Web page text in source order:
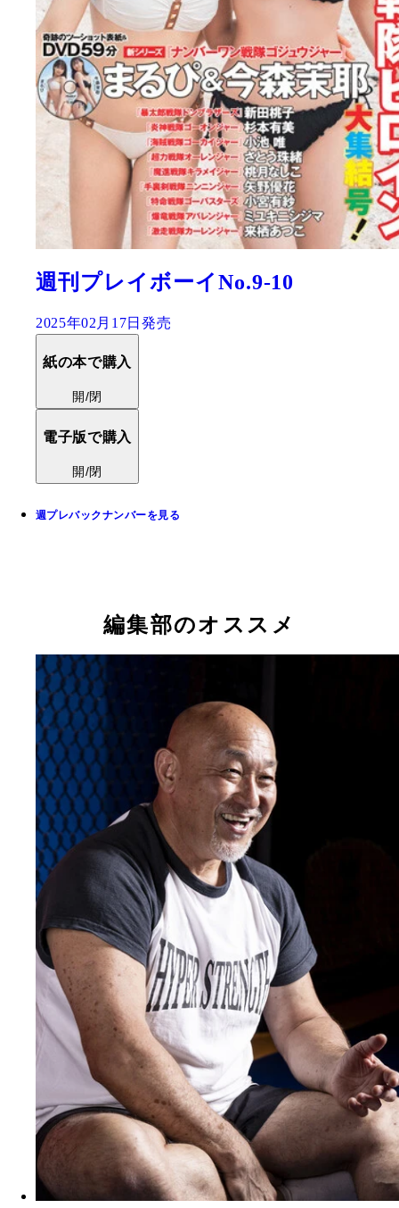
週刊プレイボーイNo.9-10
2025年02月17日発売
紙の本で購入
開/閉
電子版で購入
開/閉
週プレバックナンバーを見る
編集部のオススメ